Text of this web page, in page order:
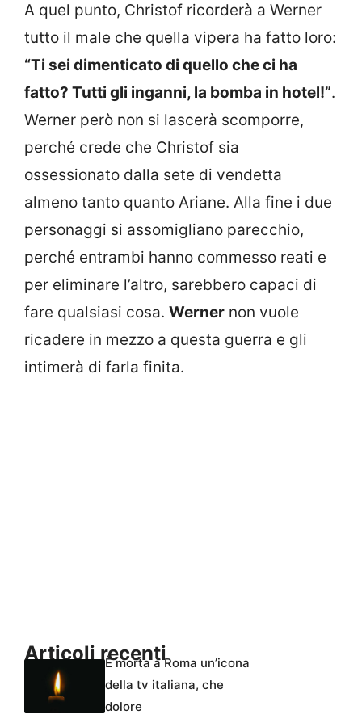
A quel punto, Christof ricorderà a Werner
tutto il male che quella vipera ha fatto loro:
“Ti sei dimenticato di quello che ci ha
fatto? Tutti gli inganni, la bomba in hotel!”.
Werner però non si lascerà scomporre,
perché crede che Christof sia
ossessionato dalla sete di vendetta
almeno tanto quanto Ariane. Alla fine i due
personaggi si assomigliano parecchio,
perché entrambi hanno commesso reati e
per eliminare l’altro, sarebbero capaci di
fare qualsiasi cosa. Werner non vuole
ricadere in mezzo a questa guerra e gli
intimerà di farla finita.
Articoli recentiÈ morta a Roma un’icona
della tv italiana, che
dolore